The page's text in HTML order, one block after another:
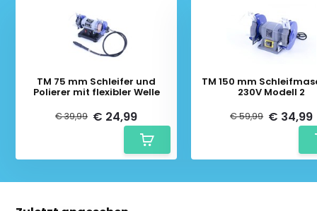
TM 75 mm Schleifer und
Polierer mit flexibler Welle
€ 39,99 € 24,99
TM 150 mm
230V Modell 2
€ 59,99 € 34,99